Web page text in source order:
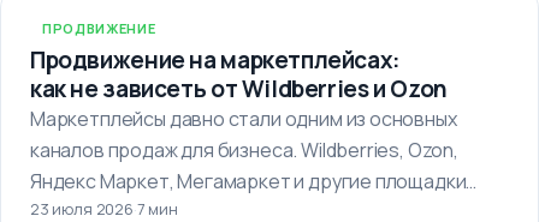
ПРОДВИЖЕНИЕ
Продвижение на маркетплейсах:
как не зависеть от Wildberries и Ozon
Маркетплейсы давно стали одним из основных
каналов продаж для бизнеса. Wildberries, Ozon,
Яндекс Маркет, Мегамаркет и другие площадки…
23 июля 2026·7 мин